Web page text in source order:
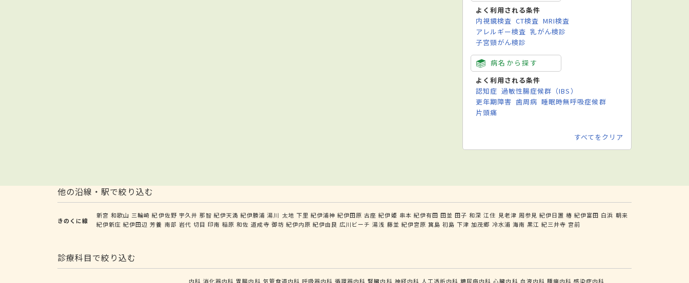
よく利用される条件
内視鏡検査 CT検査 MRI検査
アレルギー検査 乳がん検診
子宮頸がん検診
病名から探す
よく利用される条件
認知症 過敏性腸症候群（IBS）
更年期障害 歯周病 睡眠時無呼吸症候群
片頭痛
すべてをクリア
他の沿線・駅で絞り込む
きのくに線
新宮 和歌山 三輪崎 紀伊佐野 宇久井 那智 紀伊天満 紀伊勝浦 湯川 太地 下里 紀伊浦神 紀伊田原 古座 紀伊姫 串本 紀伊有田 田並 田子 和深 江住 見老津 周参見 紀伊日置 椿 紀伊富田 白浜 朝来
紀伊新庄 紀伊田辺 芳養 南部 岩代 切目 印南 稲原 和佐 道成寺 御坊 紀伊内原 紀伊由良 広川ビーチ 湯浅 藤並 紀伊宮原 箕島 初島 下津 加茂郷 冷水浦 海南 黒江 紀三井寺 宮前
診療科目で絞り込む
内科 消化器内科 胃腸内科 気管食道内科 呼吸器内科 循環器内科 腎臓内科 神経内科 人工透析内科 糖尿病内科 心臓内科 血液内科 腫瘍内科 感染症内科